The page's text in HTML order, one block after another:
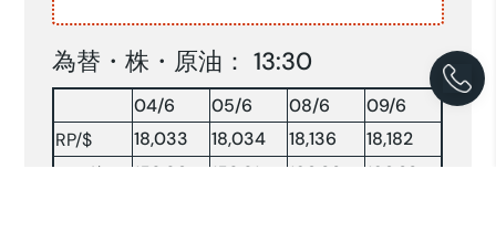
為替・株・原油： 13:30
04/6 05/6 08/6
09/6
RP/$
18,033 18,034 18,136
18,182
YEN/$
159.90 159.91 160.32
160.23